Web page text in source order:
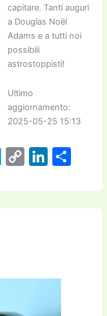
capitare. Tanti auguri
a Douglas Noël
Adams e a tutti noi
possibili
astrostoppisti!
Ultimo
aggiornamento:
2025-05-25 15:13
T
e
gr
C
p
y
Li
k
e
C
n
di